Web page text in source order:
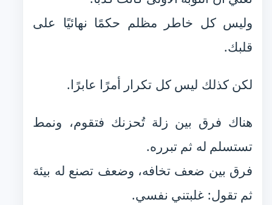
وليس كل خاطر مظلم حكمًا نهائيًا على
قلبك.
لكن كذلك ليس كل تكرار أمرًا عابرًا.
هناك فرق بين زلة تُحزنك فتقوم، ونمط
تستسلم له ثم تبرره.
فرق بين ضعف تخافه، وضعف تصنع له بيئة
ثم تقول: غلبتني نفسي.